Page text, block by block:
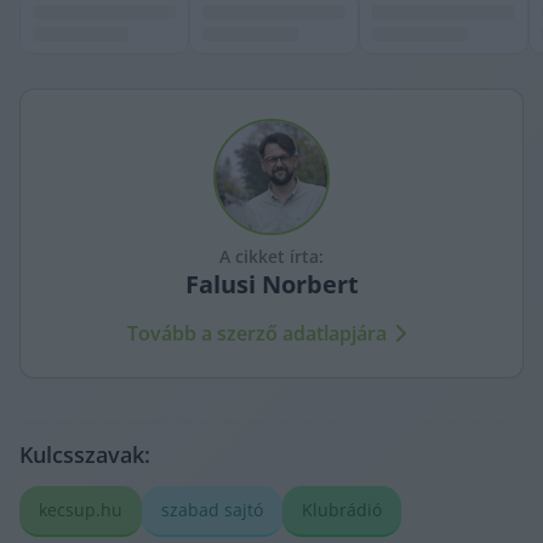
A cikket írta:
Falusi Norbert
Tovább a szerző adatlapjára
Kulcsszavak:
kecsup.hu szabad sajtó Klubrádió